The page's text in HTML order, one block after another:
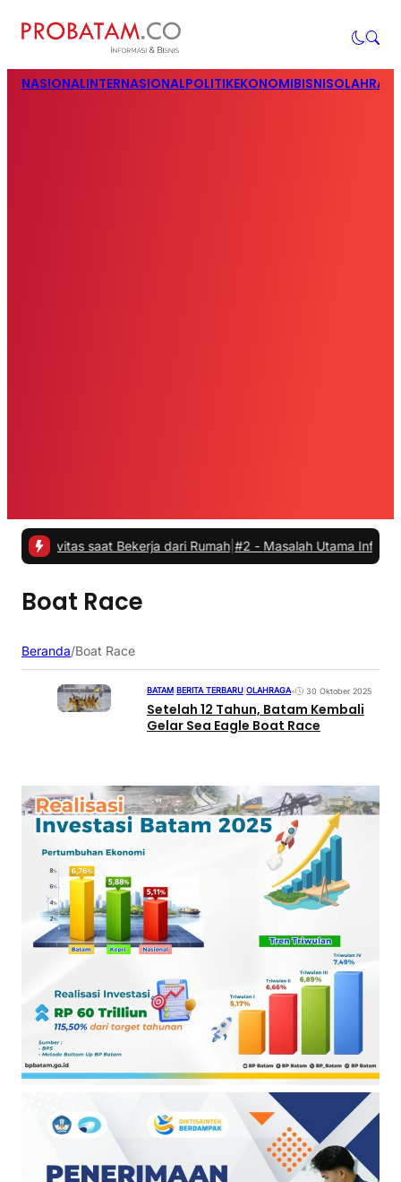
NASIONALINTERNASIONALPOLITIKEKONOMIBISNIS
saat Bekerja dari Rumah|#2 -Masalah Utama
Boat Race
Beranda/Boat Race
BATAM BERITA TERBARU OLAHRAGA• 30 Oktober 2025
Setelah 12 Tahun, Batam Kembali
Gelar Sea Eagle Boat Race